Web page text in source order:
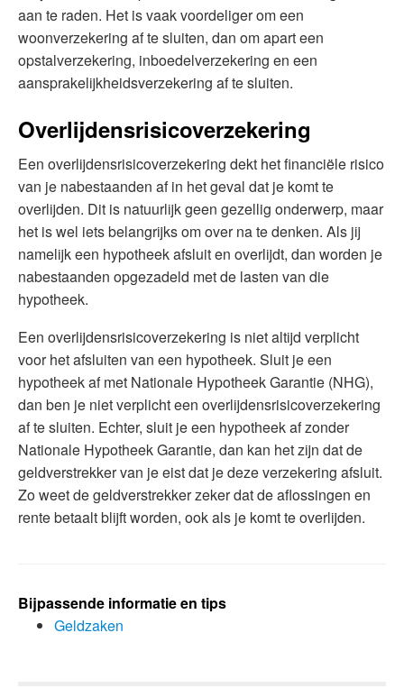
aan te raden. Het is vaak voordeliger om een
woonverzekering af te sluiten, dan om apart een
opstalverzekering, inboedelverzekering en een
aansprakelijkheidsverzekering af te sluiten.
Overlijdensrisicoverzekering
Een overlijdensrisicoverzekering dekt het financiële risico
van je nabestaanden af in het geval dat je komt te
overlijden. Dit is natuurlijk geen gezellig onderwerp, maar
het is wel iets belangrijks om over na te denken. Als jij
namelijk een hypotheek afsluit en overlijdt, dan worden je
nabestaanden opgezadeld met de lasten van die
hypotheek.
Een overlijdensrisicoverzekering is niet altijd verplicht
voor het afsluiten van een hypotheek. Sluit je een
hypotheek af met Nationale Hypotheek Garantie (NHG),
dan ben je niet verplicht een overlijdensrisicoverzekering
af te sluiten. Echter, sluit je een hypotheek af zonder
Nationale Hypotheek Garantie, dan kan het zijn dat de
geldverstrekker van je eist dat je deze verzekering afsluit.
Zo weet de geldverstrekker zeker dat de aflossingen en
rente betaalt blijft worden, ook als je komt te overlijden.
Bijpassende informatie en tips
Geldzaken